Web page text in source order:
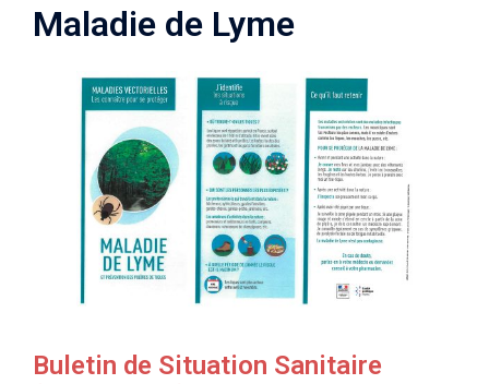
Maladie de Lyme
Buletin de Situation Sanitaire